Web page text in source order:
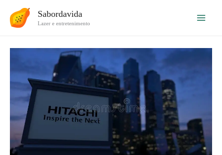
para
Sabordavida
Lazer e entretenimento